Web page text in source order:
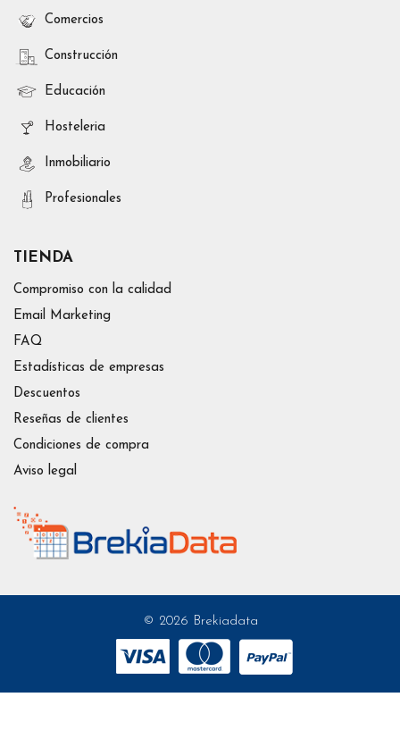
Comercios
Construcción
Educación
Hosteleria
Inmobiliario
Profesionales
TIENDA
Compromiso con la calidad
Email Marketing
FAQ
Estadísticas de empresas
Descuentos
Reseñas de clientes
Condiciones de compra
Aviso legal
© 2026 Brekiadata